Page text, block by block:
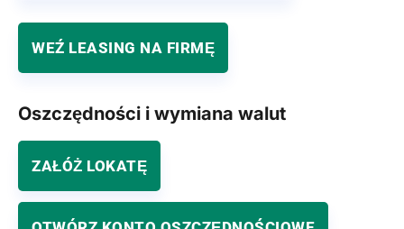
WEŹ LEASING NA FIRMĘ
Oszczędności i wymiana walut
ZAŁÓŻ LOKATĘ